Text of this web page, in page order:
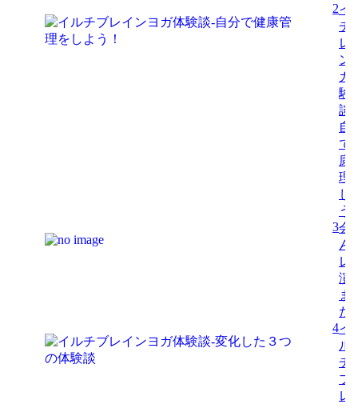
2イ
チ
レ
ン
ガ
験
談-
自
で
康
理
し
う
3会
ん
レ
演
ま
た
4イ
ル
チ
ブ
レ